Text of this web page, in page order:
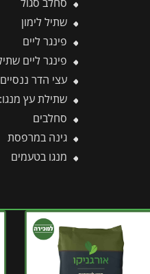
שתיל לימון
פינגר ליים
פינגר ליים
עצי הדר ננסיים
שתילת עץ מנגו: המדריך המקצועי שלב
סחלבים
גינה במרפסת
מנגו בטעמים